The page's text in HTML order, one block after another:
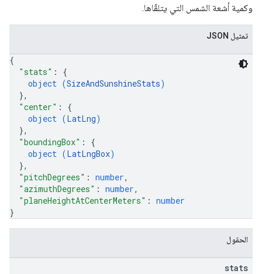
وكمية أشعة الشمس التي يتلقّاها.
تمثيل JSON
{
"stats" : {
object (SizeAndSunshineStats)
},
"center" : {
object (LatLng)
},
"boundingBox" : {
object (LatLngBox)
},
"pitchDegrees" : number,
"azimuthDegrees" : number,
"planeHeightAtCenterMeters" : number
}
الحقول
stats